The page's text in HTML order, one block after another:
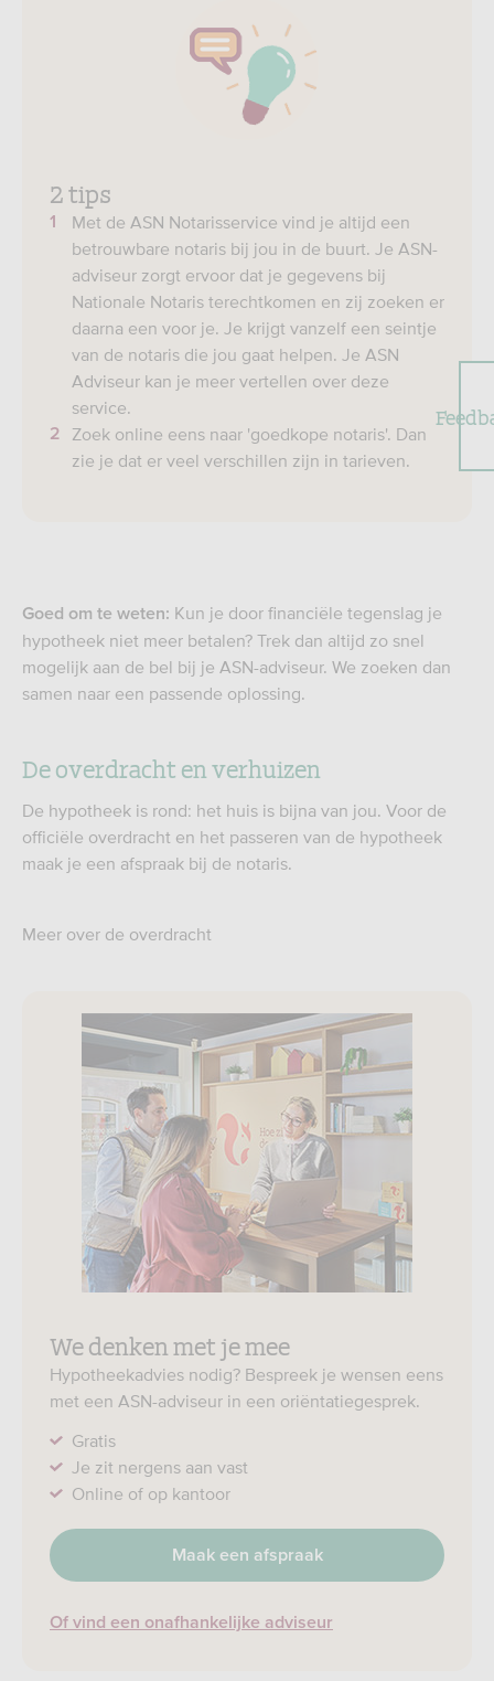
2 tips
Met de ASN Notarisservice vind je altijd een
betrouwbare notaris bij jou in de buurt. Je ASN-
adviseur zorgt ervoor dat je gegevens bij
Nationale Notaris terechtkomen en zij zoeken er
daarna een voor je. Je krijgt vanzelf een seintje
van de notaris die jou gaat helpen. Je ASN
Adviseur kan je meer vertellen over deze
service.
Zoek online eens naar 'goedkope notaris'. Dan
zie je dat er veel verschillen zijn in tarieven.
Goed om te weten: Kun je door financiële tegenslag je
hypotheek niet meer betalen? Trek dan altijd zo snel
mogelijk aan de bel bij je ASN-adviseur. We zoeken dan
samen naar een passende oplossing.
De overdracht en verhuizen
De hypotheek is rond: het huis is bijna van jou. Voor de
officiële overdracht en het passeren van de hypotheek
maak je een afspraak bij de notaris.
Meer over de overdracht
We denken met je mee
Hypotheekadvies nodig? Bespreek je wensen eens
met een ASN-adviseur in een oriëntatiegesprek.
Gratis
Je zit nergens aan vast
Online of op kantoor
Maak een afspraak
Of vind een onafhankelijke adviseur